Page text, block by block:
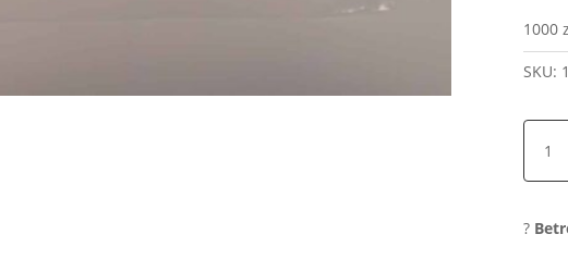
1000
SKU:
15x20
?